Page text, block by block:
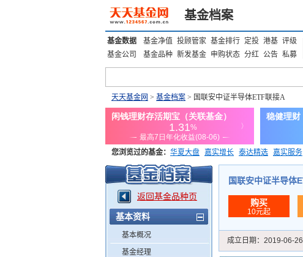
基金档案
基金数据 基金净值 投顾管家 基金排行 定投 港基 评级
基金公司
基金品种 新发基金 申购状态 分红 公告 私募
天天基金网 > 基金档案 > 国联安中证半导体ETF联接A
您浏览过的基金： 华夏大盘 嘉实增长 泰达精选 嘉实服务
添富优势 华安宏利 上证180价值ETF
返回基金品种页
基本资料
基本概况
基金经理
国联安中证半导体
购买
10元起
成立日期： 2019-06-26